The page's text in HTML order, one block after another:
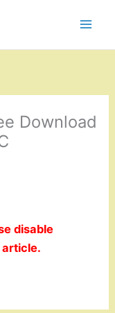
Download
disable